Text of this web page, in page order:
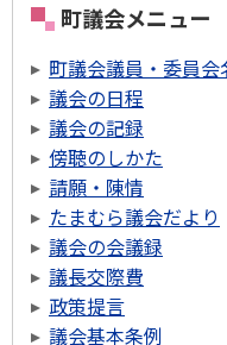
町議会メニュー
町議会議員・委員会
議会の日程
議会の記録
傍聴のしかた
請願・陳情
たまむら議会だより
議会の会議録
議長交際費
政策提言
議会基本条例